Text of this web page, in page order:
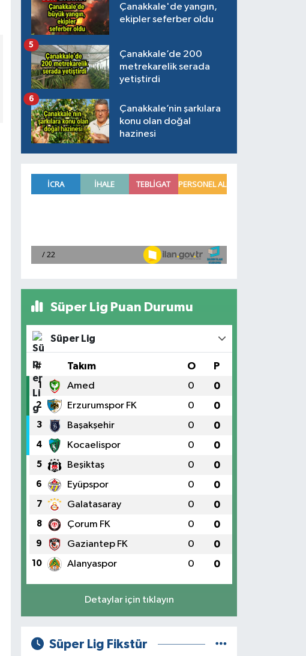
Çanakkale'de yangın,
ekipler seferber oldu
Çanakkale’de 200
metrekarelik serada
yetiştirdi
5
Çanakkale’nin şarkılara
konu olan doğal
hazinesi
6
Süper Lig Puan Durumu
Süper Lig
# Takım O P
1 Amed 0 0
2 Erzurumspor FK 0 0
3 Başakşehir 0 0
4 Kocaelispor 0 0
5 Beşiktaş 0 0
6 Eyüpspor 0 0
7 Galatasaray 0 0
8 Çorum FK 0 0
9 Gaziantep FK 0 0
10 Alanyaspor 0 0
Detaylar için tıklayın
Süper Lig Fikstür